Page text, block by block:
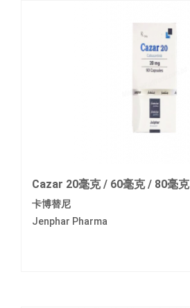
Cazar 20毫克 / 60毫克 / 80毫克
卡博替尼
Jenphar Pharma